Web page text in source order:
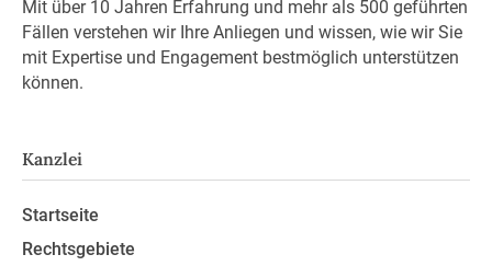
Mit über 10 Jahren Erfahrung und mehr als 500 geführten
Fällen verstehen wir Ihre Anliegen und wissen, wie wir Sie
mit Expertise und Engagement bestmöglich unterstützen
können.
Kanzlei
Startseite
Rechtsgebiete